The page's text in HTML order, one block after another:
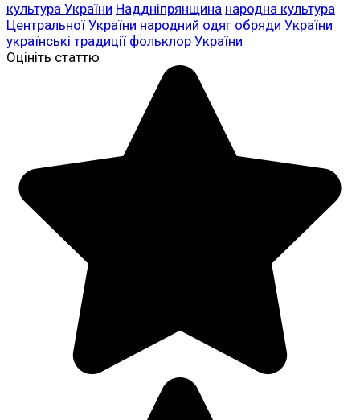
культура України Наддніпрянщина народна культура
Центральної України народний одяг обряди України
українські традиції фольклор України
Оцініть статтю